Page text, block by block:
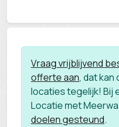
Vraag vrijblijvend
offerte aan, dat kan
locaties tegelijk! Bij
Locatie met
doelen gesteund.